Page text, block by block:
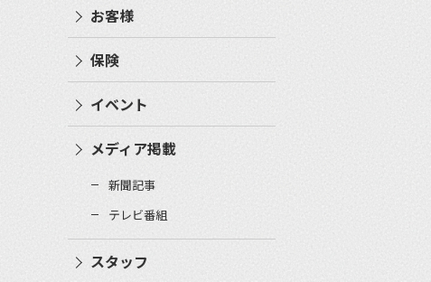
お客様
保険
イベント
メディア掲載
新聞記事
テレビ番組
スタッフ